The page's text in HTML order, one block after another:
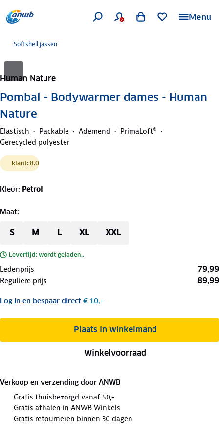
Menu
Softshell jassen
Human Nature
Pombal - Bodywarmer dames - Human
Nature
Elastisch Packable Ademend
PrimaLoft®
Gerecycled polyester
klant: 8.0
Kleur: Petrol
Maat:
S M L XL XXL
Levertijd: wordt geladen..
Ledenprijs 79,99
Reguliere prijs 89,99
Log in en bespaar direct € 10,-
Plaats in winkelmand
Winkelvoorraad
Verkoop en verzending door ANWB
Gratis thuisbezorgd vanaf 50,-
Gratis afhalen in ANWB Winkels
Gratis retourneren binnen 30 dagen